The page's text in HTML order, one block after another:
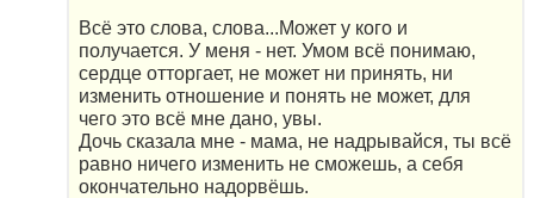
Всё это слова, слова...Может у кого и
получается. У меня - нет. Умом всё понимаю,
сердце отторгает, не может ни принять, ни
изменить отношение и понять не может, для
чего это всё мне дано, увы.
Дочь сказала мне - мама, не надрывайся, ты всё
равно ничего изменить не сможешь, а себя
окончательно надорвёшь.